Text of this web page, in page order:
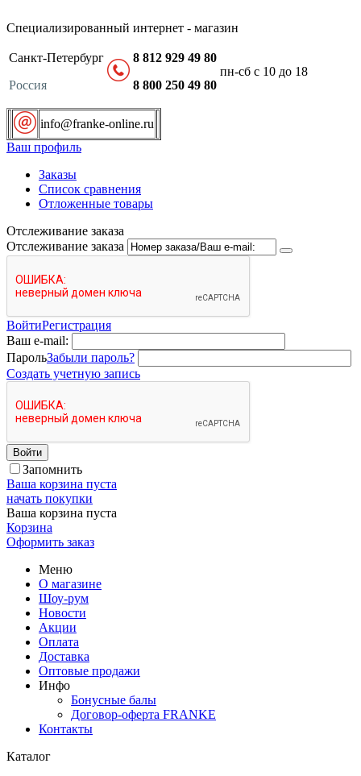
Специализированный интернет - магазин
Санкт-Петербург
Россия
8 812 929 49 80
8 800 250 49 80
пн-сб с 10 до 18
info@franke-online.ru
Ваш профиль
Заказы
Список сравнения
Отложенные товары
Отслеживание заказа
Отслеживание заказа
ВойтиРегистрация
Ваш e-mail:
ПарольЗабыли пароль?
Создать учетную запись
Войти
Запомнить
Ваша корзина пуста
начать покупки
Ваша корзина пуста
Корзина
Оформить заказ
Меню
О магазине
Шоу-рум
Новости
Акции
Оплата
Доставка
Оптовые продажи
Инфо
Бонусные балы
Договор-оферта FRANKE
Контакты
Каталог